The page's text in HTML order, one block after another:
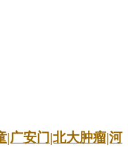
|广安门|北大肿瘤|河